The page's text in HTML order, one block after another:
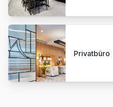
Privatbüro